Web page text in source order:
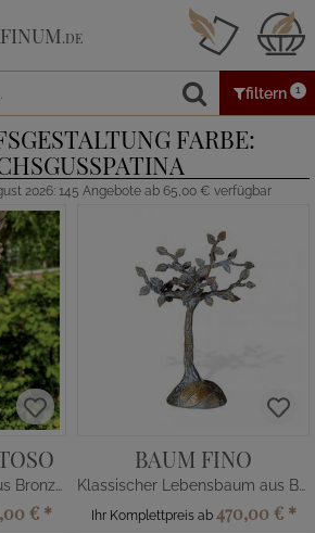
.DE
filtern 1
FARBE:
2026: 145 Angebote ab 65,00 € verfügbar
Grabengel mit Feder aus Bronze - groß
€ *
BAUM FINO
Klassischer Lebensbaum aus Bronze
Ihr Komplettpreis ab 470,00 € *